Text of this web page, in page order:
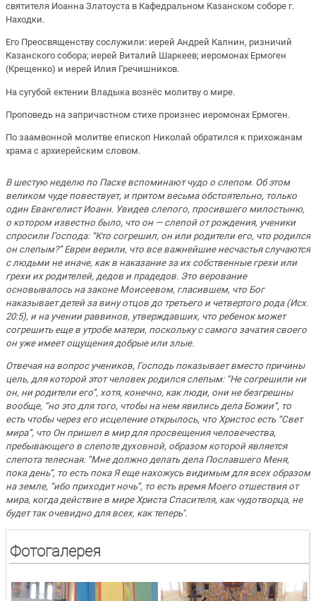
святителя Иоанна Златоуста в Кафедральном Казанском соборе г.
Находки.
Его Преосвященству сослужили: иерей Андрей Калнин, ризничий
Казанского собора; иерей Виталий Шаркеев; иеромонах Ермоген
(Крещенко) и иерей Илия Гречишников.
На сугубой ектении Владыка вознёс молитву о мире.
Проповедь на запричастном стихе произнес иеромонах Ермоген.
По заамвонной молитве епископ Николай обратился к прихожанам
храма с архиерейским словом.
В шестую неделю по Пасхе вспоминают чудо о слепом. Об этом
великом чуде повествует, и притом весьма обстоятельно, только
один Евангелист Иоанн. Увидев слепого, просившего милостыню,
о котором известно было, что он — слепой от рождения, ученики
спросили Господа: “Кто согрешил, он или родители его, что родился
он слепым?” Евреи верили, что все важнейшие несчастья случаются
с людьми не иначе, как в наказание за их собственные грехи или
грехи их родителей, дедов и прадедов. Это верование
основывалось на законе Моисеевом, гласившем, что Бог
наказывает детей за вину отцов до третьего и четвертого рода (Исх.
20:5), и на учении раввинов, утверждавших, что ребенок может
согрешить еще в утробе матери, поскольку с самого зачатия своего
он уже имеет ощущения добрые или злые.
Отвечая на вопрос учеников, Господь показывает вместо причины
цель, для которой этот человек родился слепым: “Не согрешили ни
он, ни родители его”, хотя, конечно, как люди, они не безгрешны
вообще, “но это для того, чтобы на нем явились дела Божии”, то
есть чтобы через его исцеление открылось, что Христос есть “Свет
мира”, что Он пришел в мир для просвещения человечества,
пребывающего в слепоте духовной, образом которой является
слепота телесная. “Мне должно делать дела Пославшего Меня,
пока день”, то есть пока Я еще нахожусь видимым для всех образом
на земле, “ибо приходит ночь”, то есть время Моего отшествия от
мира, когда действие в мире Христа Спасителя, как чудотворца, не
будет так очевидно для всех, как теперь".
Фотогалерея